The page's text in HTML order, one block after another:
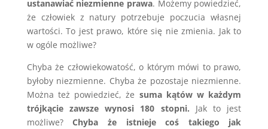
ustanawiać niezmienne prawa. Możemy powiedzieć,
że człowiek z natury potrzebuje poczucia własnej
wartości. To jest prawo, które się nie zmienia. Jak to
w ogóle możliwe?
Chyba że człowiekowatość, o którym mówi to prawo,
byłoby niezmienne. Chyba że pozostaje niezmienne.
Można też powiedzieć, że suma kątów w każdym
trójkącie zawsze wynosi 180 stopni. Jak to jest
możliwe?Chyba że istnieje coś takiego jak